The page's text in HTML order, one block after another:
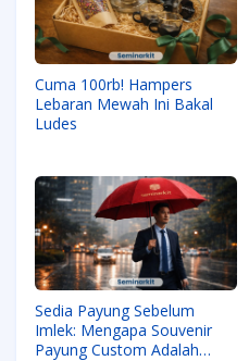
Cuma 100rb! Hampers
Lebaran Mewah Ini Bakal
Ludes
Sedia Payung Sebelum
Imlek: Mengapa Souvenir
Payung Custom Adalah